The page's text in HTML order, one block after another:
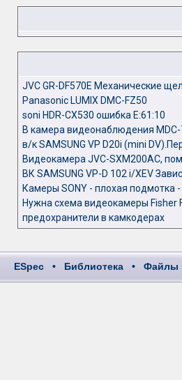
JVC GR-DF570E Механические
Panasonic LUMIX DMC-FZ50
soni HDR-CX530 ошибка Е:61:10
В камера видеонаблюдения
в/к SAMSUNG VP D20i (mini
Видеокамера JVC-SXM200AC,
ВК SAMSUNG VP-D 102 i/XEV
Камеры SONY - плохая подмотка -
Нужна схема видеокамеры Fisher
предохранители в камкодерах
ESpec • Библиотека • Файлы